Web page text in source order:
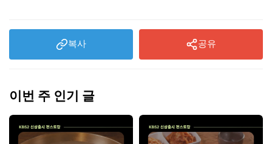
복사 공유
이번 주 인기 글